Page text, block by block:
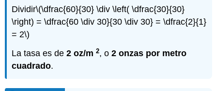
Dividir\(\dfrac{60}{30} \div \left( \dfrac{30}{30}
\right) = \dfrac{60 \div 30}{30 \div 30} = \dfrac{2}{1}
= 2\)
La tasa es de2 oz/m2, o2 onzas por metro
cuadrado.